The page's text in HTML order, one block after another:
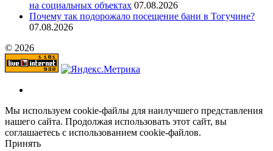
на социальных объектах 07.08.2026
Почему так подорожало посещение бани в Тогучине?
07.08.2026
© 2026
Мы используем cookie-файлы для наилучшего представления
нашего сайта. Продолжая использовать этот сайт, вы
соглашаетесь с использованием cookie-файлов.
Принять